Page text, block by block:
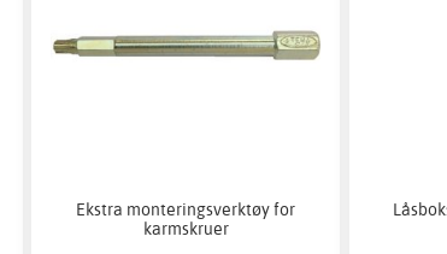
Ekstra monteringsverktøy for
karmskruer